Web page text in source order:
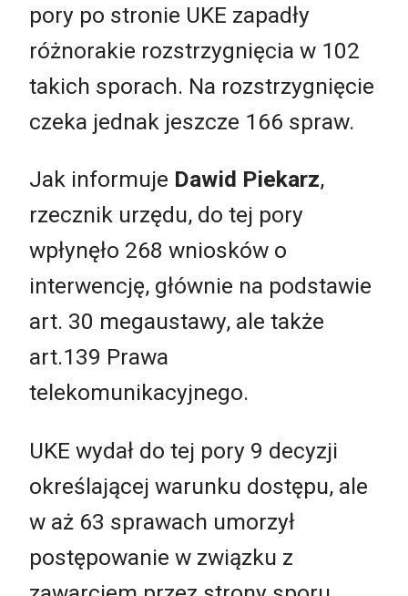
pory po stronie UKE zapadły
różnorakie rozstrzygnięcia w 102
takich sporach. Na rozstrzygnięcie
czeka jednak jeszcze 166 spraw.
Jak informuje Dawid Piekarz,
rzecznik urzędu, do tej pory
wpłynęło 268 wniosków o
interwencję, głównie na podstawie
art. 30 megaustawy, ale także
art.139 Prawa
telekomunikacyjnego.
UKE wydał do tej pory 9 decyzji
określającej warunku dostępu, ale
w aż 63 sprawach umorzył
postępowanie w związku z